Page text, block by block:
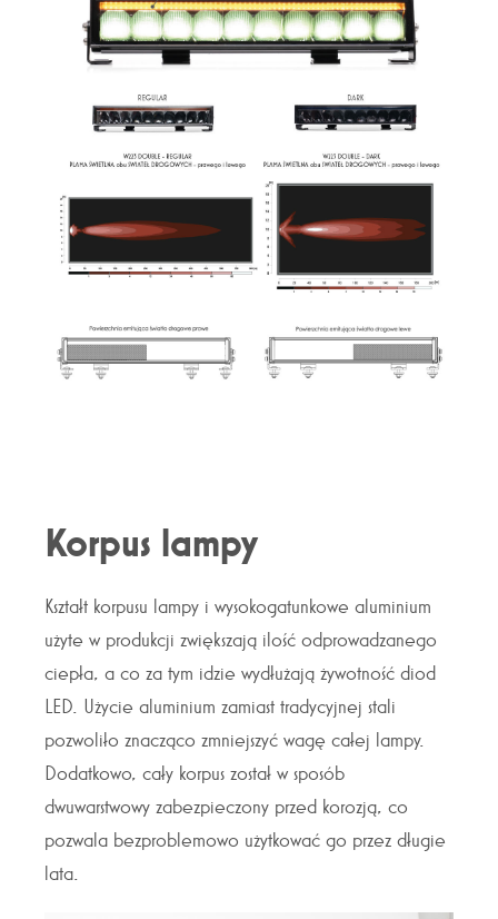
Korpus lampy
Kształt korpusu lampy i wysokogatunkowe aluminium
użyte w produkcji zwiększają ilość odprowadzanego
ciepła, a co za tym idzie wydłużają żywotność diod
LED. Użycie aluminium zamiast tradycyjnej stali
pozwoliło znacząco zmniejszyć wagę całej lampy.
Dodatkowo, cały korpus został w sposób
dwuwarstwowy zabezpieczony przed korozją, co
pozwala bezproblemowo użytkować go przez długie
lata.